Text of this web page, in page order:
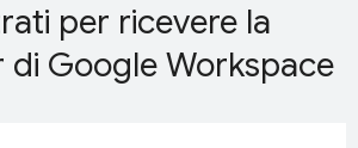
per ricevere la
di Google Workspace